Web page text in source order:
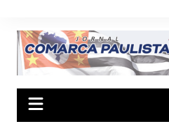
conteúdo